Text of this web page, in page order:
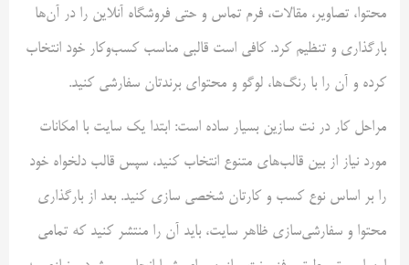
محتوا، تصاویر، مقالات، فرم تماس و حتی فروشگاه آنلاین را در آن‌ها
بارگذاری و تنظیم کرد. کافی است قالبی مناسب کسب‌وکار خود انتخاب
کرده و آن را با رنگ‌ها، لوگو و محتوای برندتان سفارشی کنید.
مراحل کار در نت سازین بسیار ساده است: ابتدا یک سایت با امکانات
مورد نیاز از بین قالب‌های متنوع انتخاب کنید، سپس قالب دلخواه خود
را بر اساس نوع کسب ‌و کارتان شخصی سازی کنید. بعد از بارگذاری
محتوا و سفارشی‌سازی ظاهر سایت، باید آن را منتشر کنید که تمامی